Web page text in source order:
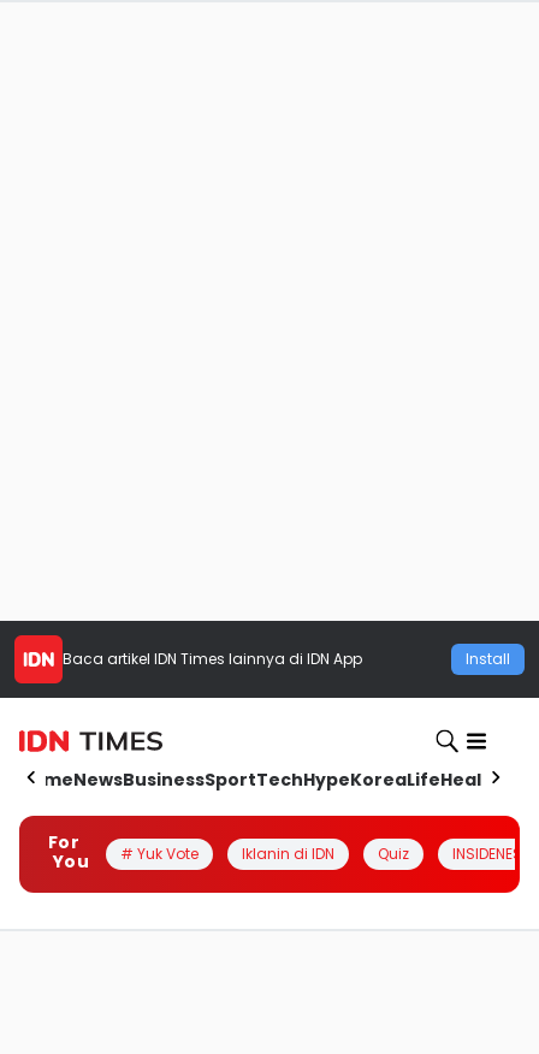
Baca artikel IDN Times lainnya di IDN App Install
HomeNewsBusinessSportTechHypeKoreaLifeHealth
For
You
# Yuk Vote Iklanin di IDN Quiz INSIDENESIA